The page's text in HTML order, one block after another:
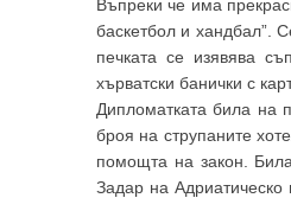
Въпреки че има
баскетбол и хандбал”.
печката се изявява
хърватски банички с
Дипломатката била на
броя на струпаните
помощта на закон.
Задар на